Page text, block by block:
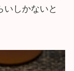
いしかないと